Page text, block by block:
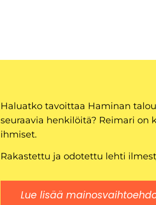
Haluatko tavoittaa Haminan
seuraavia henkilöitä? Reimari on
ihmiset.
Rakastettu ja odotettu lehti
Lue lisää